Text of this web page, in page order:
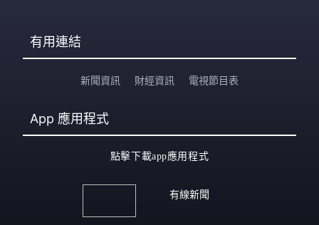
有用連結
新聞資訊 財經資訊 電視節目表
App 應用程式
點擊下載app應用程式
有線新聞